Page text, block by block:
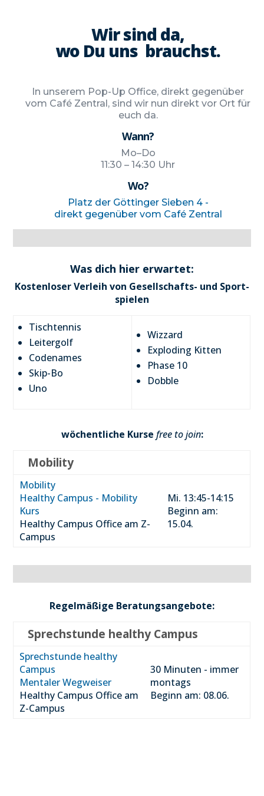
Wir sind da,
wo Du uns brauchst.
In unse­rem Pop-Up Office, direkt gegen­über
vom Café Zen­tral, sind wir nun direkt vor Ort für
euch da.
Wann?
Mo–Do
11:30 – 14:30 Uhr
Wo?
Platz der Göt­tin­ger Sie­ben 4 -
direkt gegen­über vom Café Zen­tral
Was dich hier erwar­tet:
Kos­ten­lo­ser Ver­leih von Gesell­schafts- und Sport­
spie­len
Tisch­ten­nis
Lei­ter­golf
Code­na­mes
Skip-Bo
Uno
Wiz­zard
Explo­ding Kit­ten
Pha­se 10
Dob­ble
wöchent­li­che Kur­se free to join:
Mobility
Mobility
Healthy Campus - Mobility
Kurs
Healthy Campus Office am Z-
Campus
Mi. 13:45-14:15
Beginn am:
15.04.
Regel­mä­ßi­ge Bera­tungs­an­ge­bo­te:
Sprechstunde healthy Campus
Sprechstunde healthy
Campus
Mentaler Wegweiser
Healthy Campus Office am
Z-Campus
30 Minuten - immer
montags
Beginn am: 08.06.